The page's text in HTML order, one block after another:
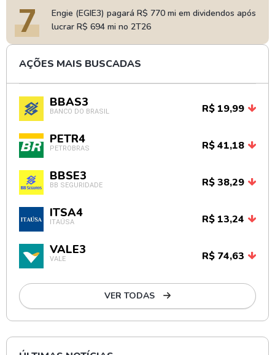
7
Engie (EGIE3) pagará R$ 770 mi em dividendos após
lucrar R$ 694 mi no 2T26
AÇÕES MAIS BUSCADAS
BBAS3
BANCO DO BRASIL R$ 19,99
PETR4
PETROBRAS R$ 41,18
BBSE3
BB SEGURIDADE R$ 38,29
ITSA4
ITAÚSA R$ 13,24
VALE3
VALE R$ 74,63
VER TODAS